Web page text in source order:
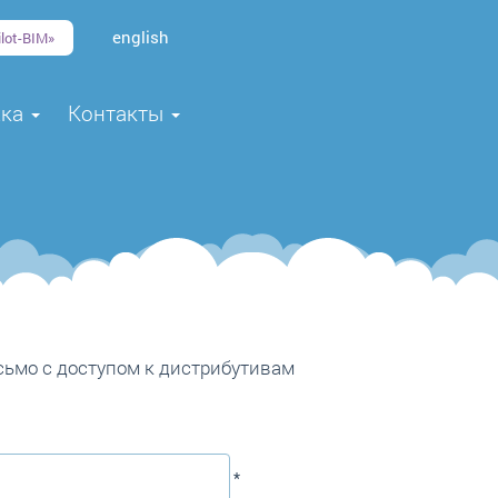
BIM» english
Контакты
с доступом к дистрибутивам
*